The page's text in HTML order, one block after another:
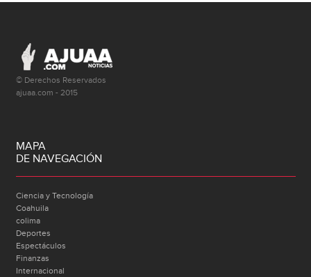
© Derechos Reservados
ajuaa.com - 2015
MAPA
DE NAVEGACIÓN
Ciencia y Tecnología
Coahuila
colima
Deportes
Espectáculos
Finanzas
Internacional